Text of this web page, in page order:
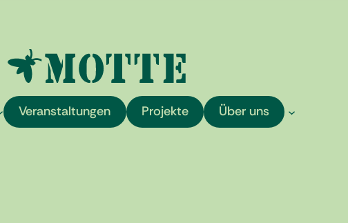
Veranstaltungen Projekte Über uns